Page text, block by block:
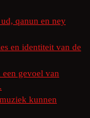
qanun en ney
en identiteit van de
gevoel van
kunnen